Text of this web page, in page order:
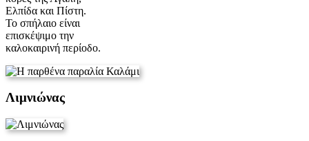
Ελπίδα και Πίστη.
Το σπήλαιο είναι
επισκέψιμο την
καλοκαιρινή περίοδο.
Λιμνιώνας